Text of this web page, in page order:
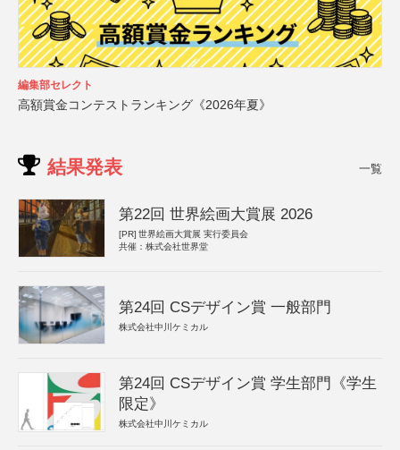
編集部セレクト
高額賞金コンテストランキング《2026年夏》
結果発表 一覧
第22回 世界絵画大賞展 2026
[PR] 世界絵画大賞展 実行委員会
共催：株式会社世界堂
第24回 CSデザイン賞 一般部門
株式会社中川ケミカル
第24回 CSデザイン賞 学生部門《学生
限定》
株式会社中川ケミカル